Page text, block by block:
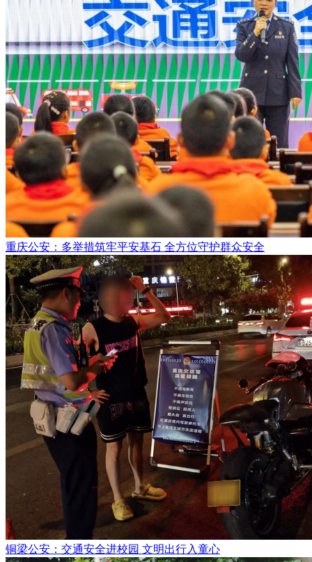
重庆公安：多举措筑牢平安基石 全方位守护群众安全
铜梁公安：交通安全进校园 文明出行入童心